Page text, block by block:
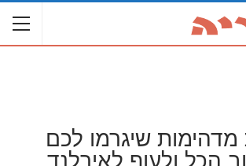
מדהימות שיגרמו לכם
הכל ולעוף לאירלנד